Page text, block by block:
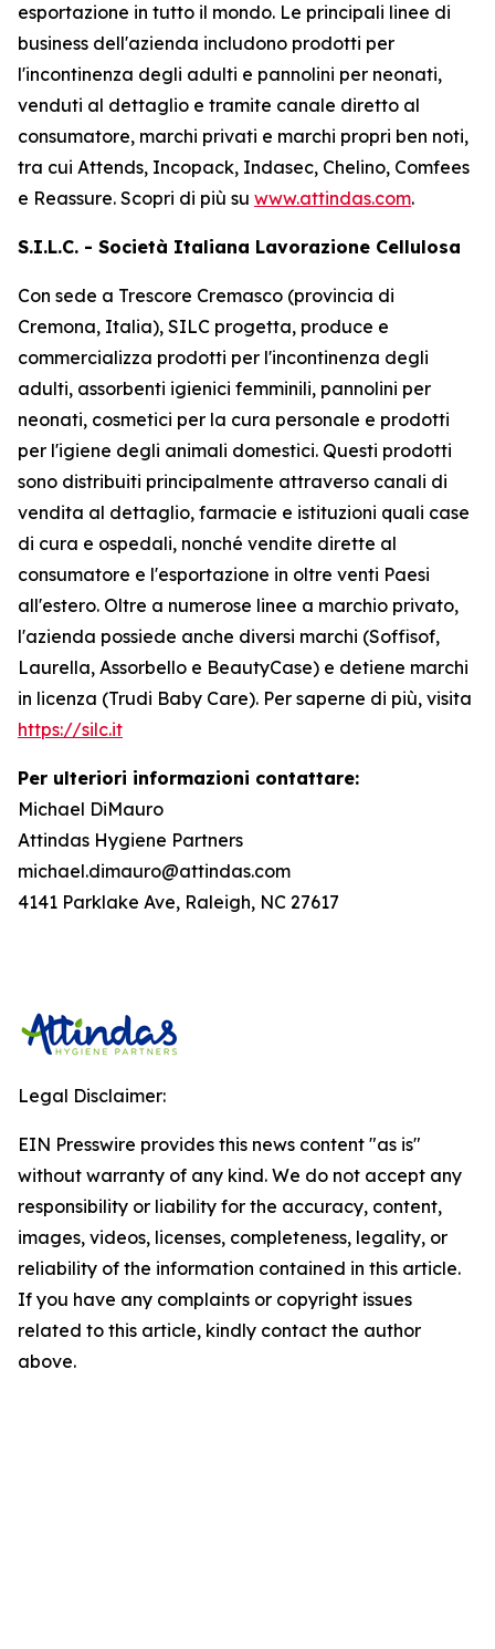
esportazione in tutto il mondo. Le principali linee di
business dell'azienda includono prodotti per
l'incontinenza degli adulti e pannolini per neonati,
venduti al dettaglio e tramite canale diretto al
consumatore, marchi privati ​​e marchi propri ben noti,
tra cui Attends, Incopack, Indasec, Chelino, Comfees
e Reassure. Scopri di più su www.attindas.com.
S.I.L.C. - Società Italiana Lavorazione Cellulosa
Con sede a Trescore Cremasco (provincia di
Cremona, Italia), SILC progetta, produce e
commercializza prodotti per l'incontinenza degli
adulti, assorbenti igienici femminili, pannolini per
neonati, cosmetici per la cura personale e prodotti
per l'igiene degli animali domestici. Questi prodotti
sono distribuiti principalmente attraverso canali di
vendita al dettaglio, farmacie e istituzioni quali case
di cura e ospedali, nonché vendite dirette al
consumatore e l'esportazione in oltre venti Paesi
all'estero. Oltre a numerose linee a marchio privato,
l'azienda possiede anche diversi marchi (Soffisof,
Laurella, Assorbello e BeautyCase) e detiene marchi
in licenza (Trudi Baby Care). Per saperne di più, visita
https://silc.it
Per ulteriori informazioni contattare:
Michael DiMauro
Attindas Hygiene Partners
michael.dimauro@attindas.com
4141 Parklake Ave, Raleigh, NC 27617
Legal Disclaimer:
EIN Presswire provides this news content "as is"
without warranty of any kind. We do not accept any
responsibility or liability for the accuracy, content,
images, videos, licenses, completeness, legality, or
reliability of the information contained in this article.
If you have any complaints or copyright issues
related to this article, kindly contact the author
above.